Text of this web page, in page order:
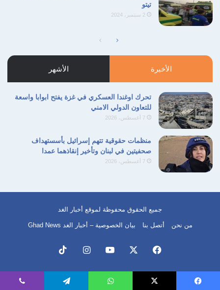
تيتو
2 سبتمبر، 2024
الصفحة
السابقة
الصفحة
التالية
الأخيرة الأشهر
تحرك اوغندا العسكري في غزة يفتح ابوابا واسعة
للتعاون الدولي الامني
7 أغسطس، 2026
منظمات حقوقية تتهم إسرائيل بأسستهداف
صحفيتين في لبنان وتأخير إنقاذهما عمدا
7 أغسطس، 2026
جميع الحقوق محفوظة لموقع أخبار الغد
من نحن أتصل بنا بيان الخصوصية – أخبار الغد Ghad News
فيسبوك ‫YouTubeانستقرام